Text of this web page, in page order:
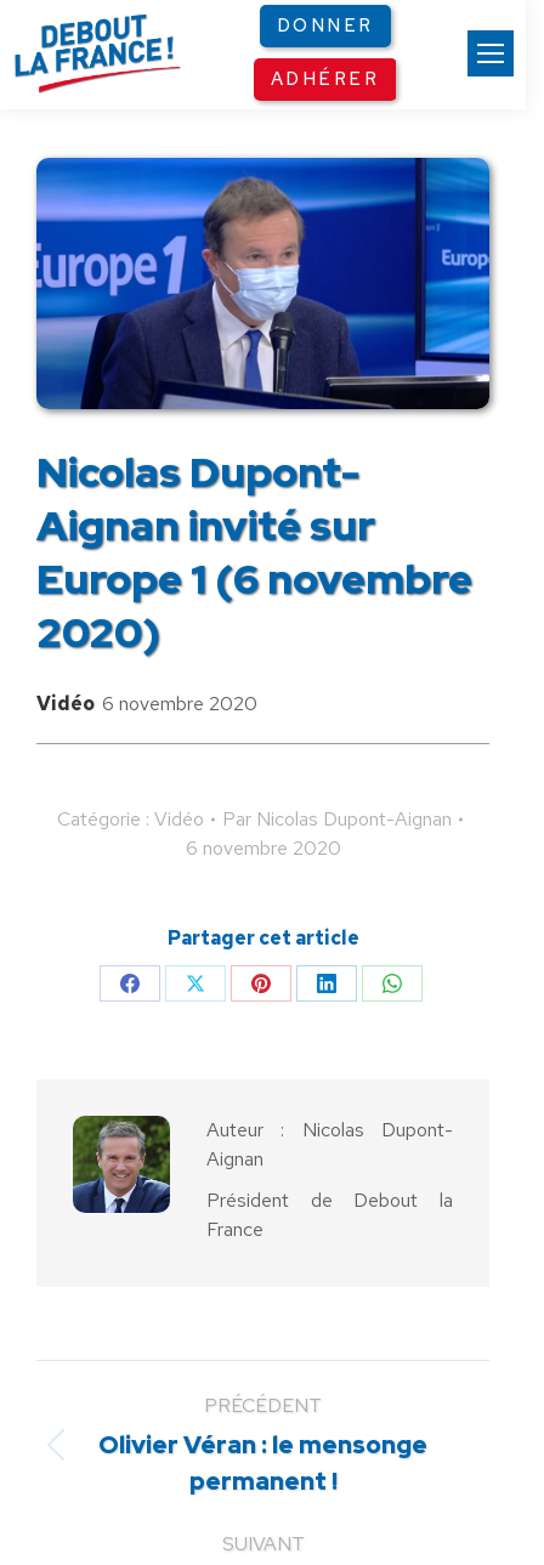
DONNER
ADHÉRER
Nicolas Dupont-
Aignan invité sur
Europe 1 (6 novembre
2020)
Vidéo 6 novembre 2020
Catégorie : Vidéo Par Nicolas Dupont-Aignan
6 novembre 2020
Partager cet article
PartagerPartagerPartagerPartagerPartager
Auteur : Nicolas Dupont-
Aignan
Président de Debout la
France
PRÉCÉDENT
Article
précédent
Olivier Véran : le mensonge
permanent !
SUIVANT
Panneau de gestion des cookies